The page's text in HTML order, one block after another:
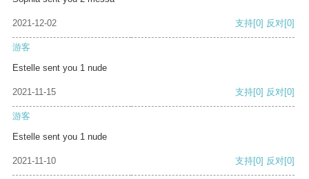
2021-12-02 支持[0] 反对[0]
游客
Estelle sent you 1 nude
2021-11-15 支持[0] 反对[0]
游客
Estelle sent you 1 nude
2021-11-10 支持[0] 反对[0]